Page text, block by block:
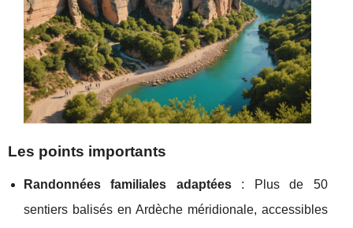
Les points importants
Randonnées familiales adaptées: Plus de 50
sentiers balisés en Ardèche méridionale, accessibles